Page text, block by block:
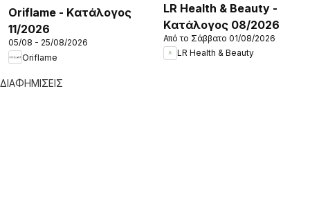
Oriflame - Kατάλογος
11/2026
05/08 - 25/08/2026
Oriflame
LR Health & Beauty -
Kατάλογος 08/2026
Από το Σάββατο 01/08/2026
LR Health & Beauty
ΔΙΑΦΗΜΙΣΕΙΣ